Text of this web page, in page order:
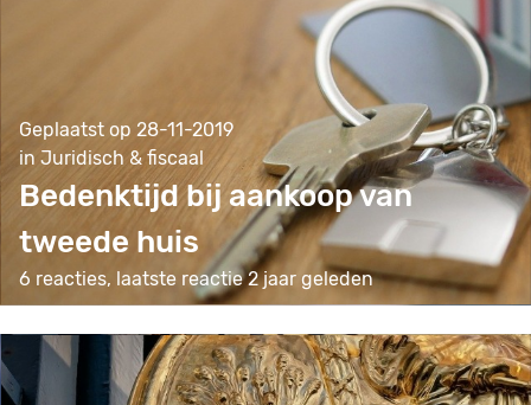
Geplaatst op 28-11-2019
in Juridisch & fiscaal
Bedenktijd bij aankoop van
tweede huis
6 reacties, laatste reactie 2 jaar geleden